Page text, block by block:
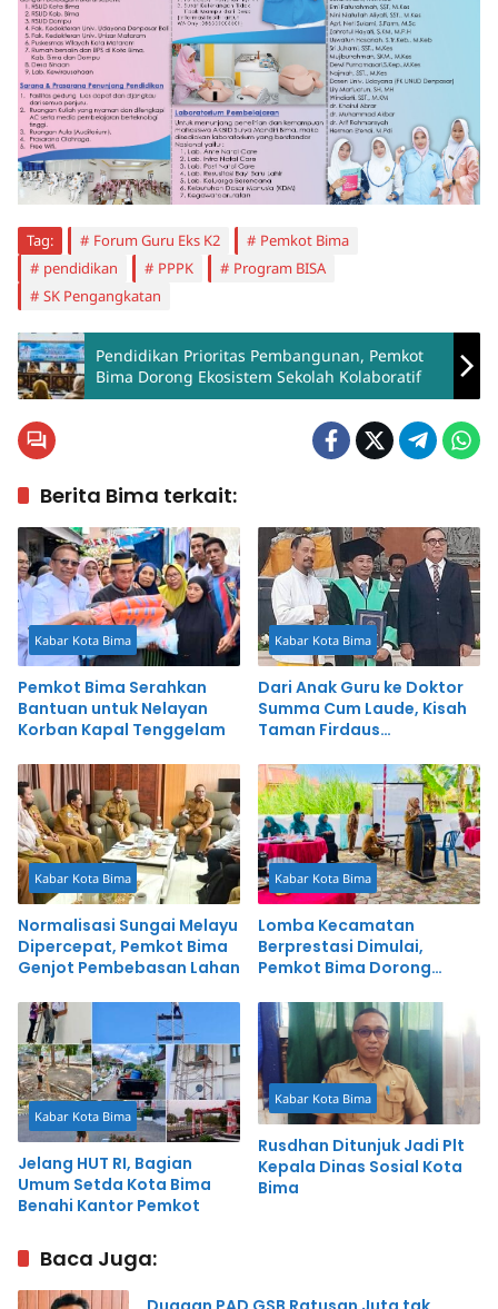
Tag: Forum Guru Eks K2
Pemkot Bima
pendidikan
PPPK
Program BISA
SK Pengangkatan
Pendidikan Prioritas Pembangunan, Pemkot
Bima Dorong Ekosistem Sekolah Kolaboratif
Berita Bima terkait:
Kabar Kota Bima
Pemkot Bima Serahkan
Bantuan untuk Nelayan
Korban Kapal Tenggelam
Kabar Kota Bima
Dari Anak Guru ke Doktor
Summa Cum Laude, Kisah
Taman Firdaus
Kabar Kota Bima
Normalisasi Sungai Melayu
Dipercepat, Pemkot Bima
Genjot Pembebasan Lahan
Kabar Kota Bima
Lomba Kecamatan
Berprestasi Dimulai,
Pemkot Bima Dorong
Cepat
Kabar Kota Bima
Jelang HUT RI, Bagian
Umum Setda Kota Bima
Benahi Kantor Pemkot
Kabar Kota Bima
Rusdhan Ditunjuk Jadi Plt
Kepala Dinas Sosial Kota
Bima
Baca Juga: